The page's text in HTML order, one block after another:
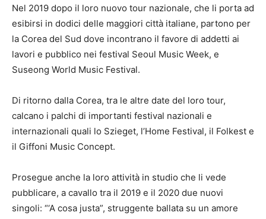
Nel 2019 dopo il loro nuovo tour nazionale, che li porta ad
esibirsi in dodici delle maggiori città italiane, partono per
la Corea del Sud dove incontrano il favore di addetti ai
lavori e pubblico nei festival Seoul Music Week, e
Suseong World Music Festival.
Di ritorno dalla Corea, tra le altre date del loro tour,
calcano i palchi di importanti festival nazionali e
internazionali quali lo Szieget, l’Home Festival, il Folkest e
il Giffoni Music Concept.
Prosegue anche la loro attività in studio che li vede
pubblicare, a cavallo tra il 2019 e il 2020 due nuovi
singoli: “‘A cosa justa”, struggente ballata su un amore